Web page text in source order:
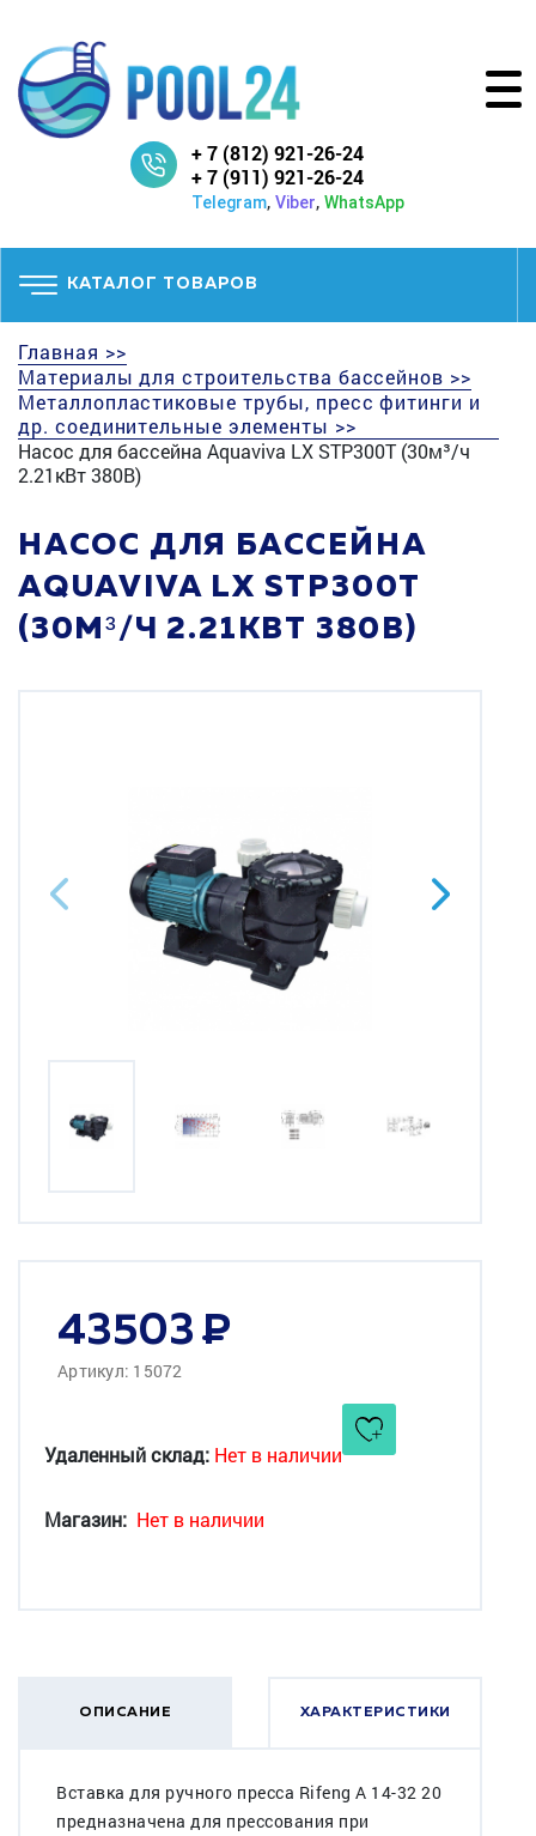
+ 7 (812) 921-26-24
+ 7 (911) 921-26-24
Telegram, Viber, WhatsApp
КАТАЛОГ ТОВАРОВ
Главная >>
Материалы для строительства бассейнов >>
Металлопластиковые трубы, пресс фитинги и
др. соединительные элементы >>
Насос для бассейна Aquaviva LX STP300T (30м³/ч
2.21кВт 380В)
НАСОС ДЛЯ БАССЕЙНА
AQUAVIVA LX STP300T
(30М³/Ч 2.21КВТ 380В)
43503
Артикул: 15072
Удаленный склад: Нет в наличии
Магазин: Нет в наличии
ОПИСАНИЕ ХАРАКТЕРИСТИКИ
Вставка для ручного пресса Rifeng A 14-32 20
предназначена для прессования при